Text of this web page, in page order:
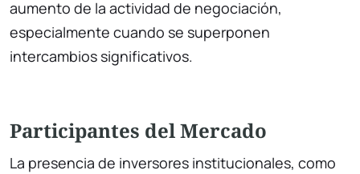
aumento de la actividad de negociación,
especialmente cuando se superponen
intercambios significativos.
Participantes del Mercado
La presencia de inversores institucionales, como